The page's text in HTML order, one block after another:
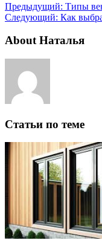
Предыдущий: Типы
Следующий: Как
About Наталья
Статьи по теме